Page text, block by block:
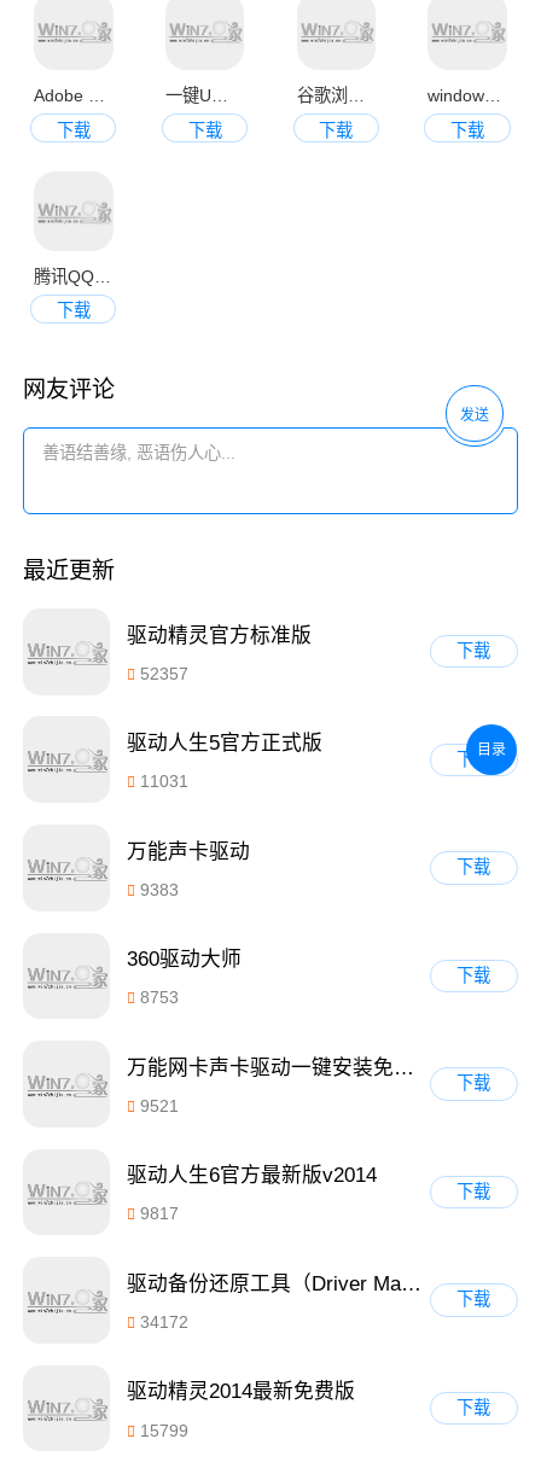
Adobe Photoshop CS6中文破解版
下载
一键U盘装系统V3.4官方正式版
下载
谷歌浏览器 Google Chrome 28 官方正式版
下载
windows蓝屏代码查询工具v1.0绿色免费版
下载
腾讯QQ2013官方正式版
下载
网友评论
发送
最近更新
驱动精灵官方标准版
52357
下载
驱动人生5官方正式版
11031
下载
万能声卡驱动
9383
下载
360驱动大师
8753
下载
万能网卡声卡驱动一键安装免费绿色版 1.0
9521
下载
驱动人生6官方最新版v2014
9817
下载
驱动备份还原工具（Driver Magician）v4.0汉化免费版
34172
下载
驱动精灵2014最新免费版
15799
下载
目录